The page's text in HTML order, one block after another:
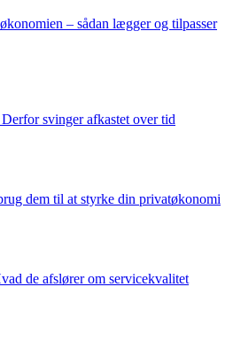
– sådan lægger og tilpasser
svinger afkastet over tid
dem til at styrke din privatøkonomi
de afslører om servicekvalitet